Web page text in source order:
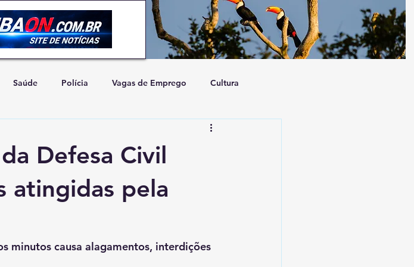
Saúde Polícia Vagas de Emprego Cultura
Defesa Civil
atingidas pela
minutos causa alagamentos, interdições